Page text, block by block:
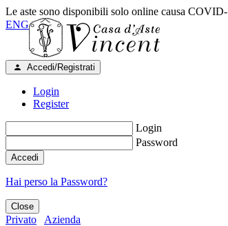
Le aste sono disponibili solo online causa
ENG
Accedi/Registrati
Login
Register
Login
Password
Accedi
Hai perso la Password?
Close
Privato Azienda